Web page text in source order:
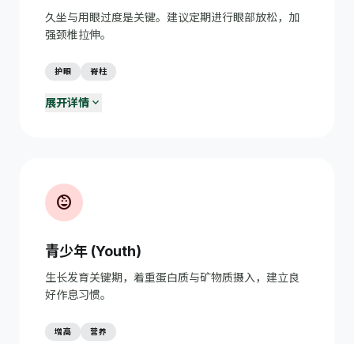
monitor_heart定期健康体检
脂。
久坐与用眼过度是关键。建议定期进行眼部放松，加
强颈椎拉伸。
护眼 脊柱
visibility20-20-20 护眼法则
次。
back_hand 预防鼠标手
directions_run对抗久坐综合征
使用站立式办公桌；设置定时提醒起身；下班后30分钟有
氧运动。
展开详情 expand_more
child_care
青少年 (Youth)
生长发育关键期，着重蛋白质与矿物质摄入，建立良
好作息习惯。
增高 营养